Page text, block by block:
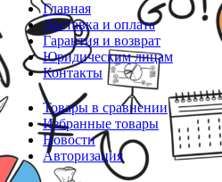
Главная
Доставка и оплата
Гарантия и возврат
Юридическим лицам
Контакты
Товары в сравнении
Избранные товары
Новости
Авторизация